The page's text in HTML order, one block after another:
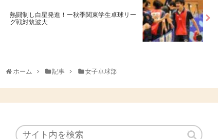
熱闘制し白星発進！ー秋季関東学生卓球リー
グ戦対筑波大
ホーム 記事 女子卓球部